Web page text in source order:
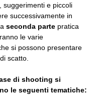
suggerimenti e piccoli
successivamente in
seconda parte pratica
le varie
si possono presentare
scatto.
di shooting si
le seguenti tematiche: